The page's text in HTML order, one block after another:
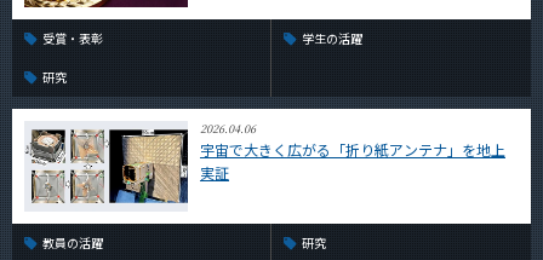
受賞・表彰 学生の活躍
研究
2026.04.06
宇宙で大きく広がる「折り紙アンテナ」を地上
実証
教員の活躍 研究